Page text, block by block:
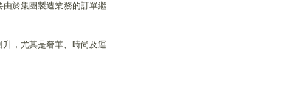
於集團製造業務的訂單繼
，尤其是奢華、時尚及運